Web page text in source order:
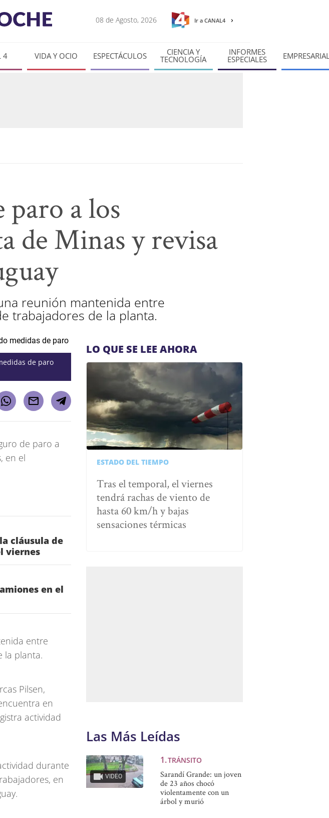
08 de Agosto, 2026 Ir a CANAL4
4 VIDA Y OCIO ESPECTÁCULOS CIENCIA Y
TECNOLOGÍA
INFORMES
ESPECIALES
paro a los
de Minas y revisa
reunión mantenida entre
trabajadores de la planta.
de paro
de paro a
en el
cláusula de
viernes
en el
entre
la planta.
Pilsen,
en
actividad
durante
en
LO QUE SE LEE AHORA
ESTADO DEL TIEMPO
Tras el temporal, el viernes
tendrá rachas de viento de
hasta 60 km/h y bajas
sensaciones térmicas
Las Más Leídas
VIDEO
TRÁNSITO
Sarandí Grande: un joven
de 23 años chocó
violentamente con un
árbol y murió